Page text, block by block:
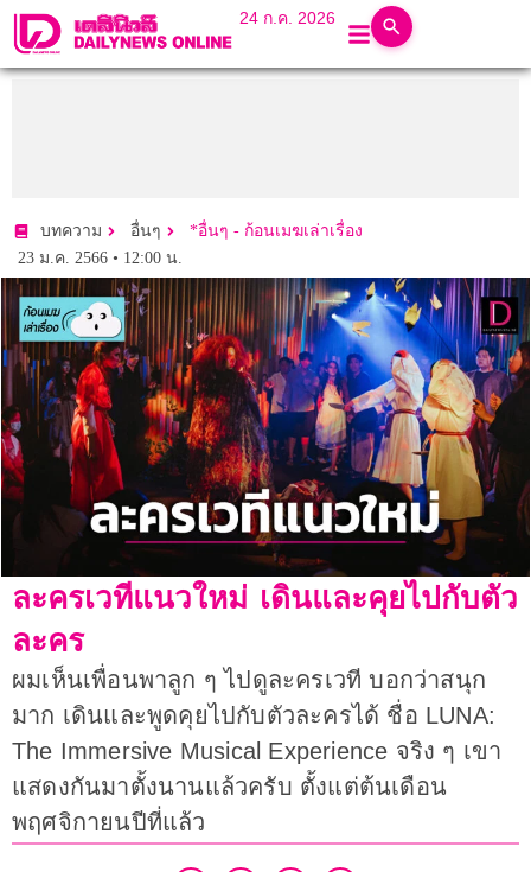
24 ก.ค. 2026
บทความ อื่นๆ
*อื่นๆ - ก้อนเมฆเล่าเรื่อง
23 ม.ค. 2566 • 12:00 น.
ละครเวทีแนวใหม่ เดินและคุยไปกับตัว
ละคร
ผมเห็นเพื่อนพาลูก ๆ ไปดูละครเวที บอกว่าสนุก
มาก เดินและพูดคุยไปกับตัวละครได้ ชื่อ LUNA:
The Immersive Musical Experience จริง ๆ เขา
แสดงกันมาตั้งนานแล้วครับ ตั้งแต่ต้นเดือน
พฤศจิกายนปีที่แล้ว